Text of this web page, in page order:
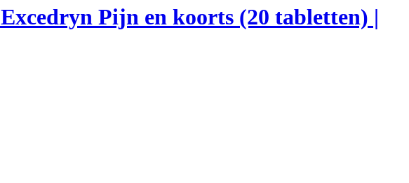
Excedryn Pijn en koorts (20 tabletten) |